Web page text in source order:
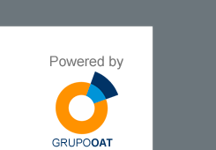
–
–
– Pacientes